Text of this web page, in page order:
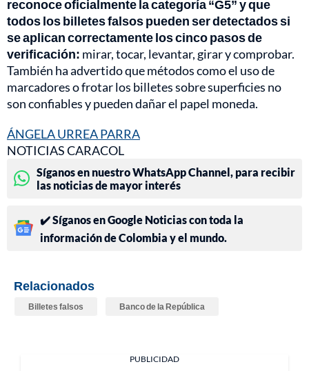
reconoce oficialmente la categoría “G5” y que
todos los billetes falsos pueden ser detectados si
se aplican correctamente los cinco pasos de
verificación: mirar, tocar, levantar, girar y comprobar.
También ha advertido que métodos como el uso de
marcadores o frotar los billetes sobre superficies no
son confiables y pueden dañar el papel moneda.
ÁNGELA URREA PARRA
NOTICIAS CARACOL
Síganos en nuestro WhatsApp Channel, para recibir
las noticias de mayor interés
✔️ Síganos en Google Noticias con toda la
información de Colombia y el mundo.
Relacionados
Billetes falsos Banco de la República
PUBLICIDAD